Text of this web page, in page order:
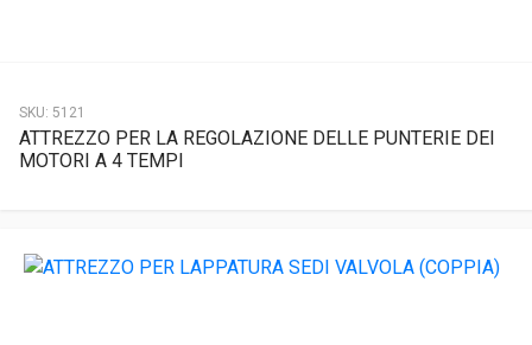
SKU: 5121
ATTREZZO PER LA REGOLAZIONE DELLE PUNTERIE DEI
MOTORI A 4 TEMPI